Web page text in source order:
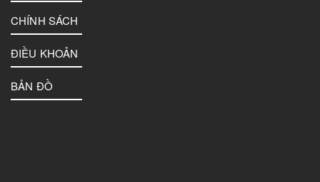
CHÍNH SÁCH
ĐIỀU KHOẢN
BẢN ĐỒ